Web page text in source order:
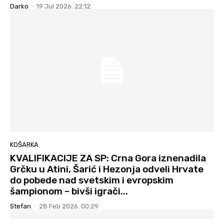
Darko - 19 Jul 2026. 22:12
KOŠARKA
KVALIFIKACIJE ZA SP: Crna Gora iznenadila
Grčku u Atini, Šarić i Hezonja odveli Hrvate
do pobede nad svetskim i evropskim
šampionom – bivši igrači...
Stefan - 28 Feb 2026. 00:29